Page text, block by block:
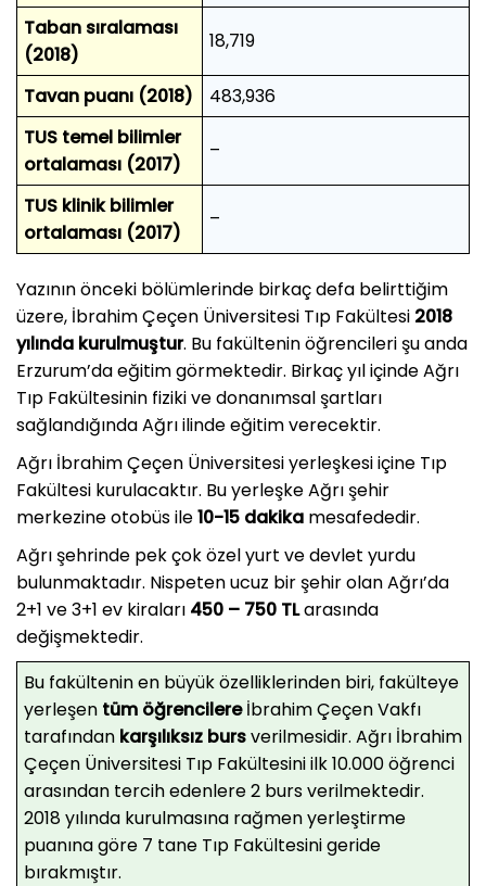
Taban sıralaması
(2018)
18,719
Tavan puanı (2018)
483,936
TUS temel bilimler
ortalaması (2017)
–
TUS klinik bilimler
ortalaması (2017)
–
Yazının önceki bölümlerinde birkaç defa belirttiğim
üzere, İbrahim Çeçen Üniversitesi Tıp Fakültesi 2018
yılında kurulmuştur. Bu fakültenin öğrencileri şu anda
Erzurum’da eğitim görmektedir. Birkaç yıl içinde Ağrı
Tıp Fakültesinin fiziki ve donanımsal şartları
sağlandığında Ağrı ilinde eğitim verecektir.
Ağrı İbrahim Çeçen Üniversitesi yerleşkesi içine Tıp
Fakültesi kurulacaktır. Bu yerleşke Ağrı şehir
merkezine otobüs ile10-15 dakika mesafededir.
Ağrı şehrinde pek çok özel yurt ve devlet yurdu
bulunmaktadır. Nispeten ucuz bir şehir olan Ağrı’da
2+1 ve 3+1 ev kiraları 450 – 750 TLarasında
değişmektedir.
Bu fakültenin en büyük özelliklerinden biri, fakülteye
yerleşen tüm öğrencilereİbrahim Çeçen Vakfı
tarafından karşılıksız bursverilmesidir. Ağrı İbrahim
Çeçen Üniversitesi Tıp Fakültesini ilk 10.000 öğrenci
arasından tercih edenlere 2 burs verilmektedir.
2018 yılında kurulmasına rağmen yerleştirme
puanına göre 7 tane Tıp Fakültesini geride
bırakmıştır.